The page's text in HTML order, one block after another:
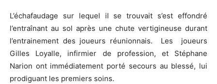
L’échafaudage sur lequel il se trouvait s’est effondré
l’entraînant au sol après une chute vertigineuse durant
l’entrainement des joueurs réunionnais. Les joueurs
Gilles Loyalle, infirmier de profession, et Stéphane
Narion ont immédiatement porté secours au blessé, lui
prodiguant les premiers soins.